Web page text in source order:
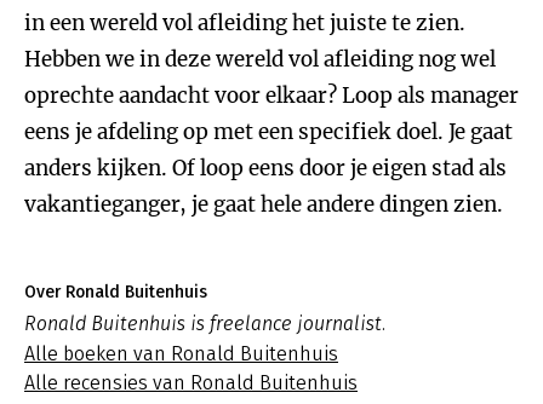
in een wereld vol afleiding het juiste te zien.
Hebben we in deze wereld vol afleiding nog wel
oprechte aandacht voor elkaar? Loop als manager
eens je afdeling op met een specifiek doel. Je gaat
anders kijken. Of loop eens door je eigen stad als
vakantieganger, je gaat hele andere dingen zien.
Over Ronald Buitenhuis
Ronald Buitenhuis is freelance journalist.
Alle boeken van Ronald Buitenhuis
Alle recensies van Ronald Buitenhuis